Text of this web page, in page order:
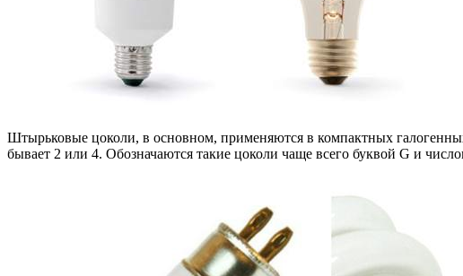
Штырьковые цоколи, в основном, применяются в компактных
бывает 2 или 4. Обозначаются такие цоколи чаще всего буквой G и